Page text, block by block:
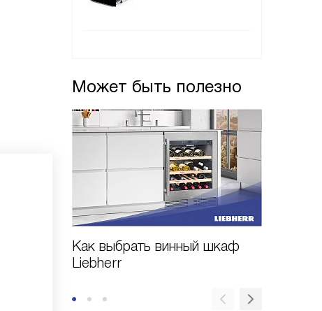
Может быть полезно
Как выбрать винный шкаф
Liebherr